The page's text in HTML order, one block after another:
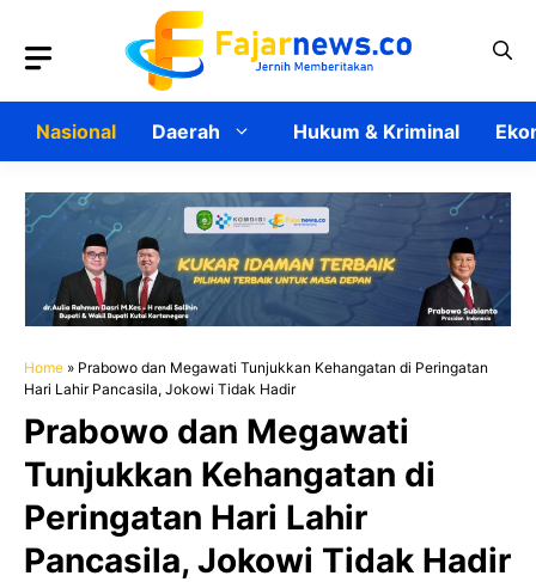
Nasional Daerah Hukum & Kriminal
Home » Prabowo dan Megawati Tunjukkan Kehangatan di Peringatan
Hari Lahir Pancasila, Jokowi Tidak Hadir
Prabowo dan Megawati
Tunjukkan Kehangatan di
Peringatan Hari Lahir
Pancasila, Jokowi Tidak Hadir